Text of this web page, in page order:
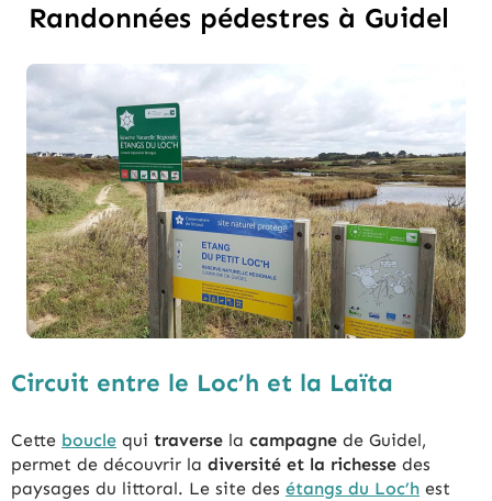
Randonnées pédestres à Guidel
Circuit entre le Loc’h et la Laïta
Cette boucle qui traverse la campagne de Guidel,
permet de découvrir la diversité et la richesse des
paysages du littoral. Le site des étangs du Loc’h est